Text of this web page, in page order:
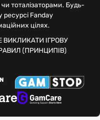
тоталізаторами. Будь-
ресурсі Fanday
цілях.
ВИКЛИКАТИ ІГРОВУ
(ПРИНЦИПІВ)